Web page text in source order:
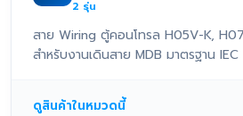
2 รุ่น
สาย Wiring ตู้คอนโทรล H05V-K,
สำหรับงานเดินสาย MDB มาตรฐาน
ดูสินค้าในหมวดนี้